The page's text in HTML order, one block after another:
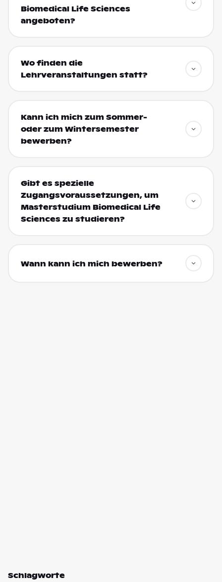
Biomedical Life Sciences
angeboten?
Wo finden die
Lehrveranstaltungen statt?
Kann ich mich zum Sommer-
oder zum Wintersemester
bewerben?
Gibt es spezielle
Zugangsvoraussetzungen, um
Masterstudium Biomedical Life
Sciences zu studieren?
Wann kann ich mich bewerben?
Schlagworte